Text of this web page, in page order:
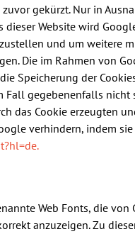
gekürzt. Nur in
Website wird
und um weitere
Die im Rahmen von
Speicherung der
gegebenenfalls
das Cookie erzeugten
verhindern, indem
Web Fonts, die
anzuzeigen. Zu